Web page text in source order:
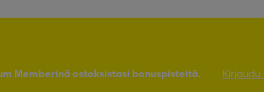
Memberinä ostoksistasi bonuspisteitä. Kirjaudu